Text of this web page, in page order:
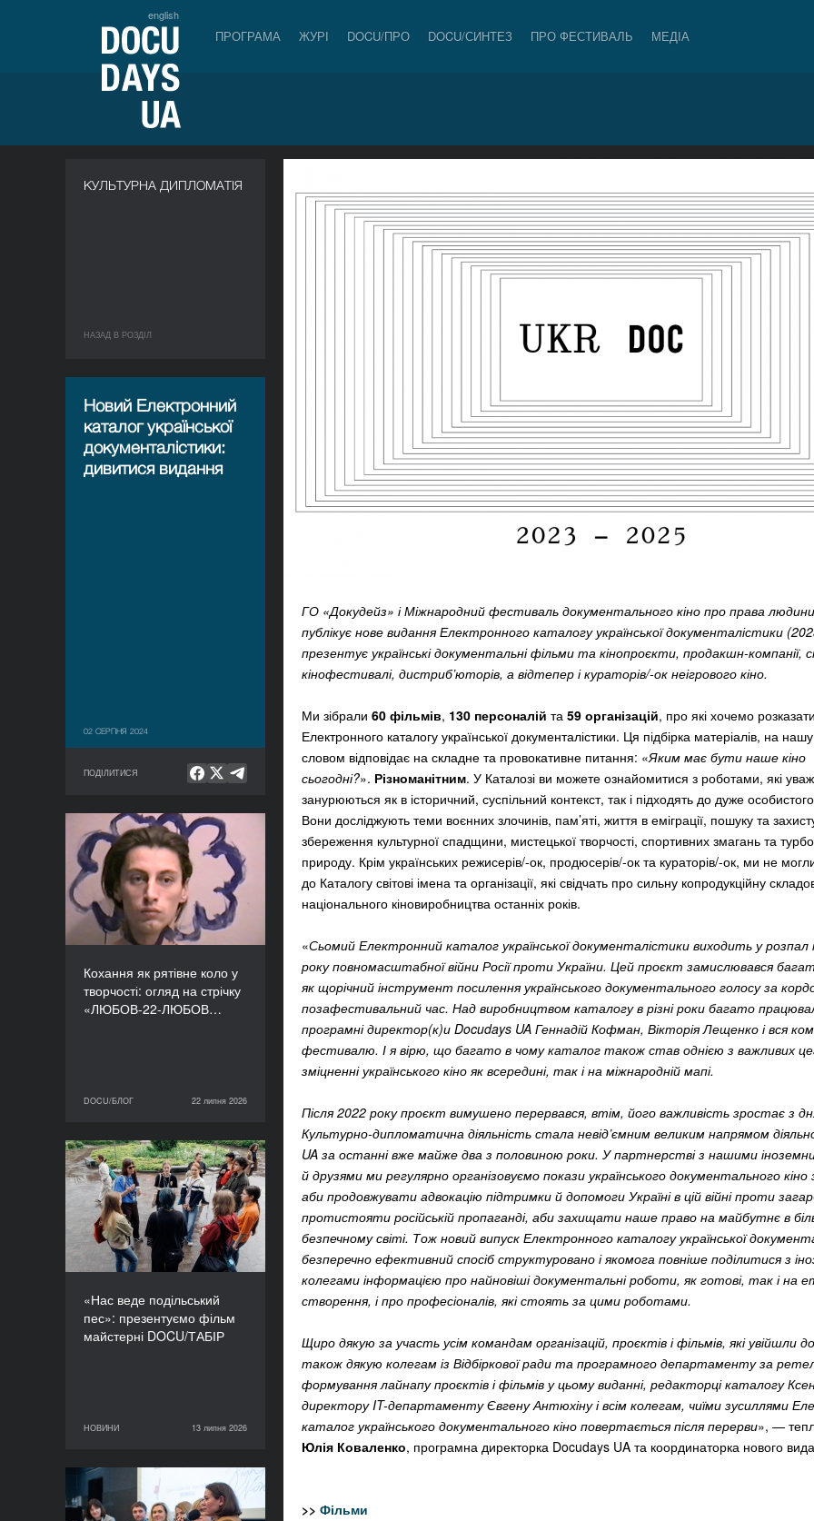
english
ПРОГРАМА ЖУРІ DOCU/ПРО DOCU/СИНТЕЗ ПРО ФЕСТИВАЛЬ МЕДІА
КУЛЬТУРНА ДИПЛОМАТІЯ
НАЗАД В РОЗДIЛ
Новий Електронний
каталог української
документалістики:
дивитися видання
02 СЕРПНЯ 2024
ПОДІЛИТИСЯ
ГО «Докудейз» і Міжнародний фестиваль документального кіно про права
публікує нове видання Електронного каталогу української документалістики
презентує українські документальні фільми та кінопроєкти, продакшн-компанії,
кінофестивалі, дистриб’юторів, а відтепер і кураторів/-ок неігрового кіно.
Ми зібрали 60 фільмів, 130 персоналій та 59 організацій, про які хочемо
Електронного каталогу української документалістики. Ця підбірка матеріалів, на
словом відповідає на складне та провокативне питання: «Яким має бути наше кіно
сьогодні?». Різноманітним. У Каталозі ви можете ознайомитися з роботами, які
занурюються як в історичний, суспільний контекст, так і підходять до дуже
Вони досліджують теми воєнних злочинів, пам’яті, життя в еміграції, пошуку та
збереження культурної спадщини, мистецької творчості, спортивних змагань та
природу. Крім українських режисерів/-ок, продюсерів/-ок та кураторів/-ок, ми не
до Каталогу світові імена та організації, які свідчать про сильну копродукційну
національного кіновиробництва останніх років.
«Сьомий Електронний каталог української документалістики виходить у
року повномасштабної війни Росії проти України. Цей проєкт замислювався
як щорічний інструмент посилення українського документального голосу за
позафестивальний час. Над виробництвом каталогу в різні роки багато
програмні директор(к)и Docudays UA Геннадій Кофман, Вікторія Лещенко і вся
фестивалю. І я вірю, що багато в чому каталог також став однією з важливих
зміцненні українського кіно як всередині, так і на міжнародній мапі.
Після 2022 року проєкт вимушено перервався, втім, його важливість зростає з
Культурно-дипломатична діяльність стала невід’ємним великим напрямом
UA за останні вже майже два з половиною роки. У партнерстві з нашими
й друзями ми регулярно організовуємо покази українського документального
аби продовжувати адвокацію підтримки й допомоги Україні в цій війні проти
протистояти російській пропаганді, аби захищати наше право на майбутнє в
безпечному світі. Тож новий випуск Електронного каталогу української
безперечно ефективний спосіб структуровано і якомога повніше поділитися з
колегами інформацією про найновіші документальні роботи, як готові, так і на
створення, і про професіоналів, які стоять за цими роботами.
Щиро дякую за участь усім командам організацій, проєктів і фільмів, які увійшли
також дякую колегам із Відбіркової ради та програмного департаменту за
формування лайнапу проєктів і фільмів у цьому виданні, редакторці каталогу
директору IT-департаменту Євгену Антюхіну і всім колегам, чиїми зусиллями
каталог українського документального кіно повертається після перерви», —
Юлія Коваленко, програмна директорка Docudays UA та координаторка нового
>> Фільми
Кохання як рятівне коло у
творчості: огляд на стрічку
«ЛЮБОВ-22-ЛЮБОВ…
DOCU/БЛОГ 22 липня 2026
Кохання як рятівне коло
у творчості: огляд на
стрічку «ЛЮБОВ-22-
ЛЮБОВ» Єруна
Койманса
DOCU/БЛОГ
22 липня 2026
«Нас веде подільський
пес»: презентуємо фільм
майстерні DOCU/ТАБІР
НОВИНИ 13 липня 2026
«Нас веде подільський
пес»: презентуємо фільм
майстерні DOCU/ТАБІР
НОВИНИ
13 липня 2026
Бути присутніми: ГО
«Докудейз» розпочинає